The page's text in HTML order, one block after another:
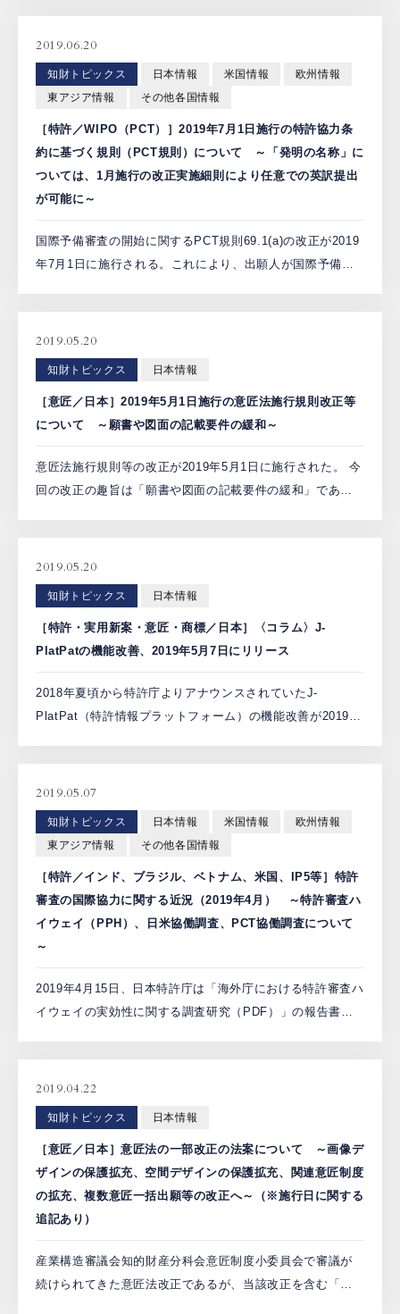
[…]
2019.06.20
知財トピックス 日本情報 米国情報
欧州情報
東アジア情報
その他各国情報
［特許／WIPO（PCT）］2019年7月1日施行の特許協力条
約に基づく規則（PCT規則）について ～「発明の名称」に
ついては、1月施行の改正実施細則により任意での英訳提出
が可能に～
国際予備審査の開始に関するPCT規則69.1(a)の改正が2019
年7月1日に施行される。これにより、出願人が国際予備審
2019.05.20
知財トピックス 日本情報
［意匠／日本］2019年5月1日施行の意匠法施行規則改正等
について ～願書や図面の記載要件の緩和～
意匠法施行規則等の改正が2019年5月1日に施行された。 今
回の改正の趣旨は「願書や図面の記載要件の緩和」であ
き […]
2019.05.20
知財トピックス 日本情報
［特許・実用新案・意匠・商標／日本］〈コラム〉J-
PlatPatの機能改善、2019年5月7日にリリース
2018年夏頃から特許庁よりアナウンスされていたJ-
PlatPat（特許情報プラットフォーム）の機能改善が2019年
2019.05.07
知財トピックス 日本情報 米国情報
欧州情報
東アジア情報
その他各国情報
［特許／インド、ブラジル、ベトナム、米国、IP5等］特許
審査の国際協力に関する近況（2019年4月） ～特許審査ハ
イウェイ（PPH）、日米協働調査、PCT協働調査について
～
2019年4月15日、日本特許庁は「海外庁における特許審査ハ
イウェイの実効性に関する調査研究（PDF）」の報告書を
国、 […]
2019.04.22
知財トピックス 日本情報
［意匠／日本］意匠法の一部改正の法案について ～画像デ
ザインの保護拡充、空間デザインの保護拡充、関連意匠制度
の拡充、複数意匠一括出願等の改正へ～（※施行日に関する
追記あり）
産業構造審議会知的財産分科会意匠制度小委員会で審議が
続けられてきた意匠法改正であるが、当該改正を含む「特